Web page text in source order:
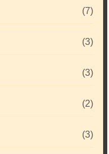
(7)
(3)
(3)
(2)
(3)